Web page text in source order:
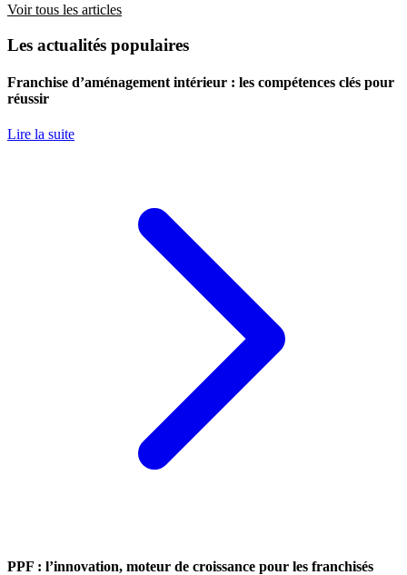
Voir tous les articles
Les actualités populaires
Franchise d’aménagement intérieur : les compétences clés pour
réussir
Lire la suite
PPF : l’innovation, moteur de croissance pour les franchisés